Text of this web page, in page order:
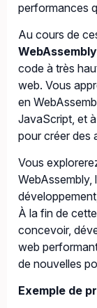
performances
Au cours de
WebAssembly
code à très
web. Vous
en
JavaScript, et
pour créer des
Vous
WebAssembly,
À la fin de
concevoir,
web
de nouvelles
Exemple de